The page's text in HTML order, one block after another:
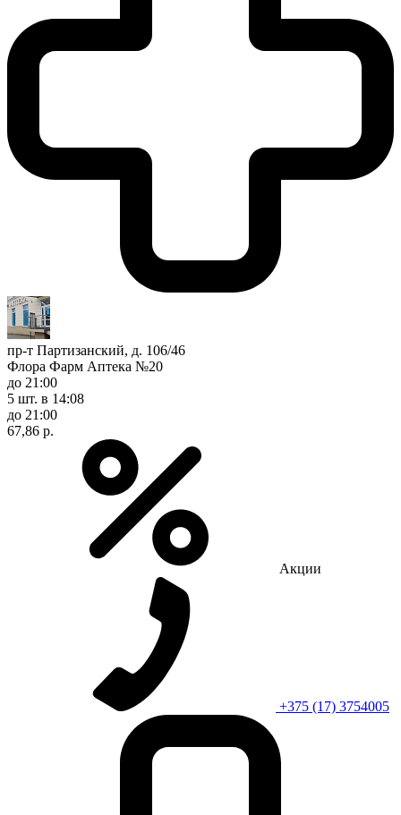
пр-т Партизанский, д. 106/46
Флора Фарм Аптека №20
до 21:00
5 шт. в 14:08
до 21:00
67,86 р.
Акции
+375 (17) 3754005